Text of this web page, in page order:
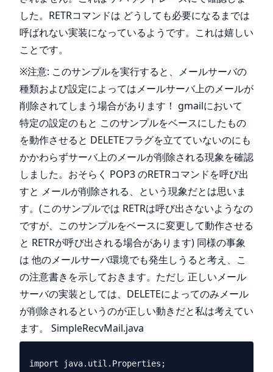
した。RETRコマンドは どうしても必要になるまでは
呼ばれない実装になっているようです。これは嬉しい
ことです。
※注意: このサンプルを実行すると、メールサーバの
種類および設定によってはメールサーバ上のメールが
削除されてしまう場合があります！ gmailにおいて
特定の設定のもと このサンプルをベースにしたもの
を動作させると DELETEフラグを立てていないのにも
かかわらずサーバ上のメールが削除される現象を確認
しました。おそらく POP3 のRETRコマンドを呼び出
すと メールが削除される、という現象だとは思いま
す。(このサンプルでは RETRは呼び出さないようなの
ですが、このサンプルをベースに変更して動作させる
と RETRが呼び出される場合があります) 同様の事象
は 他のメールサーバ環境でも発生しうると考え、こ
の注意書きを示しておきます。ただし 正しいメール
サーバの実装としては、DELETEによってのみメール
が削除されるというのが正しい動きだと私は考えてい
ます。 SimpleRecvMail.java
import java.util.Properties;